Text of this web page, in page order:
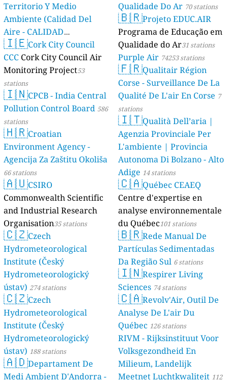
Territorio Y Medio
Ambiente (Calidad Del
Aire - CALIDAD
AMBIENTAL) 23 stations
🇮🇪Cork City Council
CCC Cork City Council Air
Monitoring Project53
stations
🇮🇳CPCB - India Central
Pollution Control Board 586
stations
🇭🇷Croatian
Environment Agency -
Agencija Za Zaštitu Okoliša
66 stations
🇦🇺CSIRO
Commonwealth Scientific
and Industrial Research
Organisation35 stations
🇨🇿Czech
Hydrometeorological
Institute (Český
Hydrometeorologický
ústav) 274 stations
🇨🇿Czech
Hydrometeorological
Institute (Český
Hydrometeorologický
ústav) 188 stations
🇦🇩Departament De
Medi Ambient D'Andorra -
Qualidade Do Ar 70 stations
🇧🇷Projeto EDUC.AIR
Programa de Educação em
Qualidade do Ar31 stations
Purple Air 74253 stations
🇫🇷Qualitair Région
Corse - Surveillance De La
Qualité De L'air En Corse 7
stations
🇮🇹Qualità Dell’aria |
Agenzia Provinciale Per
L'ambiente | Provincia
Autonoma Di Bolzano - Alto
Adige 14 stations
🇨🇦Québec CEAEQ
Centre d'expertise en
analyse environnementale
du Québec101 stations
🇧🇷Rede Manual De
Partículas Sedimentadas
Da Região Sul 6 stations
🇮🇳Respirer Living
Sciences 74 stations
🇨🇦Revolv'Air, Outil De
Analyse De L'air Du
Québec 126 stations
RIVM - Rijksinstituut Voor
Volksgezondheid En
Milieum, Landelijk
Meetnet Luchtkwaliteit 112